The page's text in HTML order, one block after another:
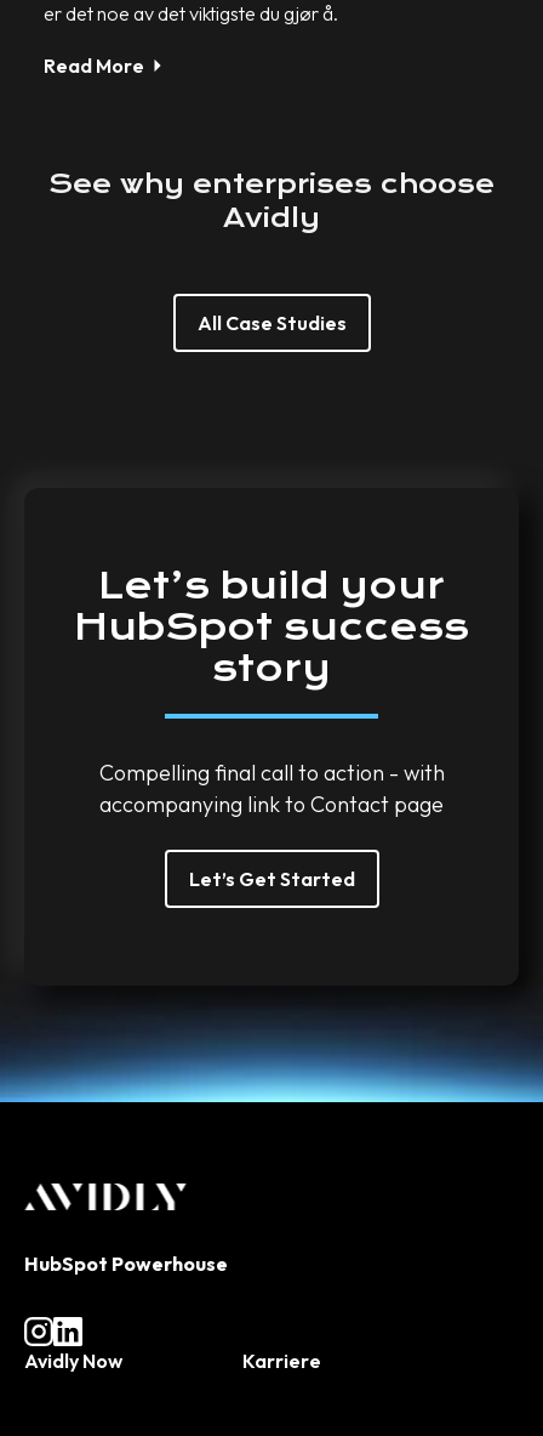
er det noe av det viktigste du gjør å.
Read More
See why enterprises choose
Avidly
All Case Studies
Let’s build your
HubSpot success
story
Compelling final call to action - with
accompanying link to Contact page
Let’s Get Started
HubSpot Powerhouse
Avidly Now Karriere